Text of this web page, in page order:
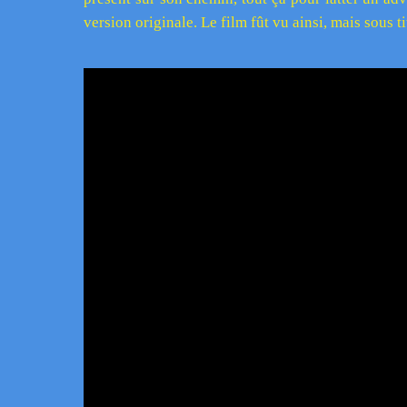
version originale. Le film fût vu ainsi, mais sous